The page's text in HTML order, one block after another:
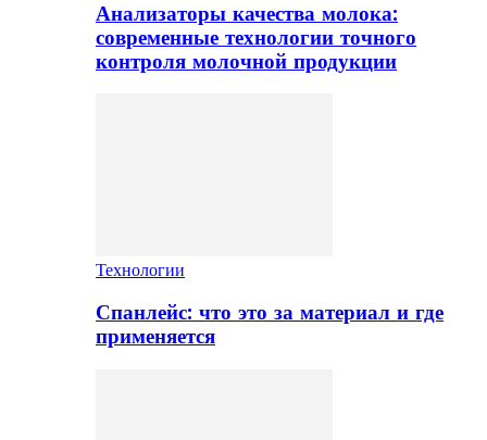
Анализаторы качества молока:
современные технологии точного
контроля молочной продукции
Технологии
Спанлейс: что это за материал и где
применяется